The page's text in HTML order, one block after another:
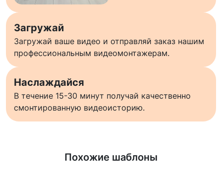
Загружай
Загружай ваше видео и отправляй заказ нашим
профессиональным видеомонтажерам.
Наслаждайся
В течение 15-30 минут получай качественно
смонтированную видеоисторию.
Похожие шаблоны
Узнать больше